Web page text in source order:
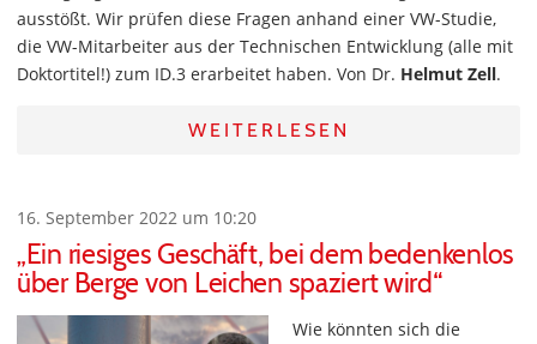
ausstößt. Wir prüfen diese Fragen anhand einer VW-Studie,
die VW-Mitarbeiter aus der Technischen Entwicklung (alle mit
Doktortitel!) zum ID.3 erarbeitet haben. Von Dr. Helmut Zell.
WEITERLESEN
16. September 2022 um 10:20
„Ein riesiges Geschäft, bei dem bedenkenlos
über Berge von Leichen spaziert wird“
Wie könnten sich die